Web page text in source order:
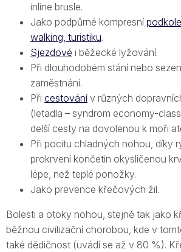
inline brusle.
Jako podpůrné kompresní
walking, turistiku.
Sjezdové i běžecké lyžování.
Při dlouhodobém stání nebo
zaměstnání.
Při cestování v různých
(letadla – syndrom economy-
delší cesty na dovolenou k moři
Při pocitu chladných nohou, díky
prokrvení končetin okysličenou
lépe, než teplé ponožky.
Jako prevence křečových žil.
Bolesti a otoky nohou, stejně tak jako
běžnou civilizační chorobou, kde v
také dědičnost (uvádí se až v 80 %).